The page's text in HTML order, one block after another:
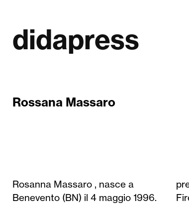
didapress
Rossana Massaro
Rosanna Massaro , nasce a
Benevento (BN) il 4 maggio 1996.
presso l’Università degli Studi di
Firenze, con- cludendo il percorso
questo progetto di ricerca tesi. La
sua formazione comprende la
University, Armenia e il “Solomon
Project” presso L’Ariel University,